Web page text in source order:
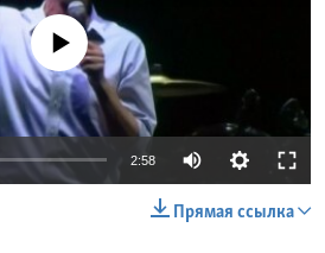
currently available
2:58
Прямая ссылка